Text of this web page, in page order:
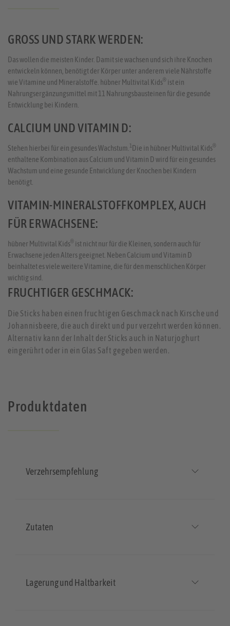
GROSS UND STARK WERDEN:
Das wollen die meisten Kinder. Damit sie wachsen und sich ihre Knochen
entwickeln können, benötigt der Körper unter anderem viele Nährstoffe
wie Vitamine und Mineralstoffe. hübner Multivital Kids® ist ein
Nahrungsergänzungsmittel mit 11 Nahrungsbausteinen für die gesunde
Entwicklung bei Kindern.
CALCIUM UND VITAMIN D:
Stehen hierbei für ein gesundes Wachstum. 1 Die in hübner Multivital Kids®
enthaltene Kombination aus Calcium und Vitamin D wird für ein gesundes
Wachstum und eine gesunde Entwicklung der Knochen bei Kindern
benötigt.
VITAMIN-MINERALSTOFFKOMPLEX, AUCH
FÜR ERWACHSENE:
hübner Multivital Kids® ist nicht nur für die Kleinen, sondern auch für
Erwachsene jeden Alters geeignet. Neben Calcium und Vitamin D
beinhaltet es viele weitere Vitamine, die für den menschlichen Körper
wichtig sind.
FRUCHTIGER GESCHMACK:
Die Sticks haben einen fruchtigen Geschmack nach Kirsche und
Johannisbeere, die auch direkt und pur verzehrt werden können.
Alternativ kann der Inhalt der Sticks auch in Naturjoghurt
eingerührt oder in ein Glas Saft gegeben werden.
Produktdaten
Verzehrsempfehlung
Zutaten
Lagerung und Haltbarkeit